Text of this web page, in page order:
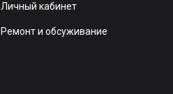
Личный кабинет
Ремонт и обсуживание